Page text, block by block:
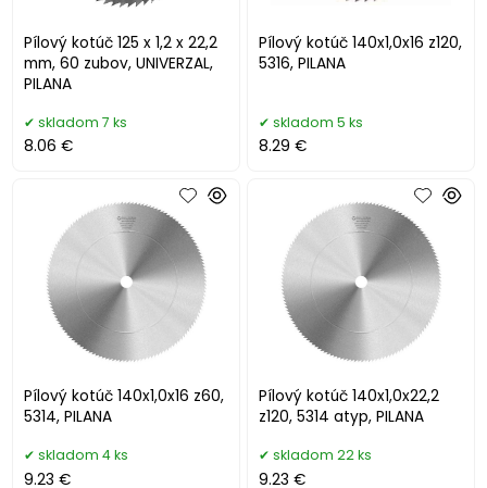
Pílový kotúč 125 x 1,2 x 22,2
mm, 60 zubov, UNIVERZAL,
PILANA
skladom 7 ks
8.06 €
Pílový kotúč 140x1,0x16 z120,
5316, PILANA
skladom 5 ks
8.29 €
Pílový kotúč 140x1,0x16 z60,
5314, PILANA
skladom 4 ks
9.23 €
Pílový kotúč 140x1,0x22,2
z120, 5314 atyp, PILANA
skladom 22 ks
9.23 €